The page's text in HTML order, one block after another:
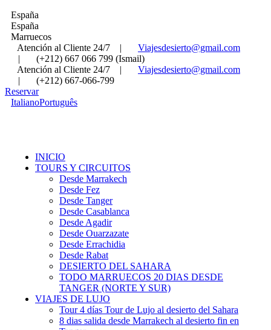
España
España
Marruecos
Atención al Cliente 24/7
|
Viajesdesierto@gmail.com
|
(+212) 667 066 799 (Ismail)
Atención al Cliente 24/7
|
Viajesdesierto@gmail.com
|
(+212) 667-066-799
Reservar
ItalianoPortuguês
INICIO
TOURS Y CIRCUITOS
Desde Marrakech
Desde Fez
Desde Tanger
Desde Casablanca
Desde Agadir
Desde Ouarzazate
Desde Errachidia
Desde Rabat
DESIERTO DEL SAHARA
TODO MARRUECOS 20 DIAS DESDE
TANGER (NORTE Y SUR)
VIAJES DE LUJO
Tour 4 días Tour de Lujo al desierto del Sahara
8 dias salida desde Marrakech al desierto fin en